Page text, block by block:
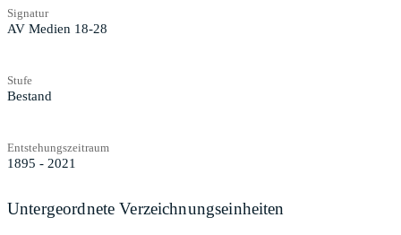
Signatur
AV Medien 18-28
Stufe
Bestand
Entstehungszeitraum
1895 - 2021
Untergeordnete Verzeichnungseinheiten